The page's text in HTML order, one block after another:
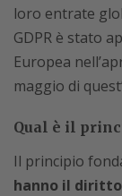
loro entrate
GDPR è stato
Europea
maggio di
Qual è il
Il principio
hanno il diritto